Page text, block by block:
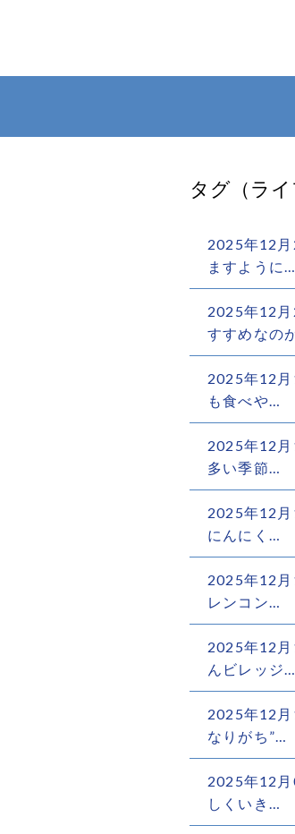
タグ（ライ
2025年12月
ますように…
2025年12
すすめなの
2025年12月
も食べや…
2025年12
多い季節…
2025年12
にんにく…
2025年12
レンコン…
2025年12
んビレッジ…
2025年12月
なりがち”…
2025年12
しくいき…